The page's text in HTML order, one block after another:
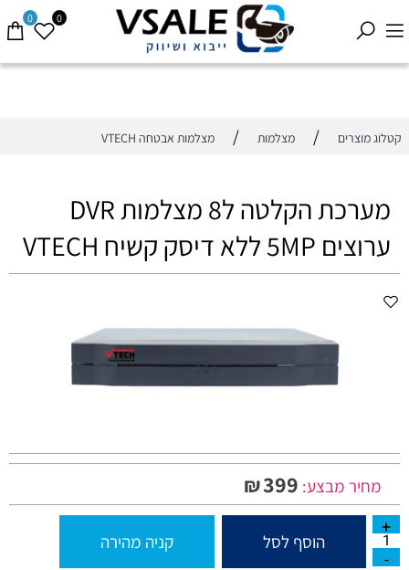
0 0
קטלוג מוצרים / מצלמות / מצלמות אבטחה VTECH
מערכת הקלטה ל8 מצלמות DVR
ערוצים 5MP ללא דיסק קשיח VTECH
מחיר מבצע: ₪399
הוסף לסל קניה מהירה